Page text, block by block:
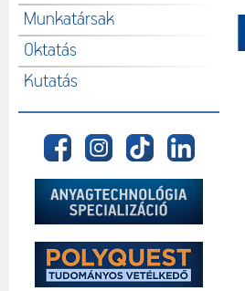
Munkatársak
Oktatás
Kutatás